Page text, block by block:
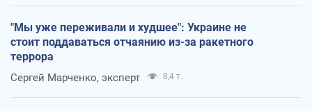
"Мы уже переживали и худшее": Украине не
стоит поддаваться отчаянию из-за ракетного
террора
Сергей Марченко, эксперт 8,4 т.